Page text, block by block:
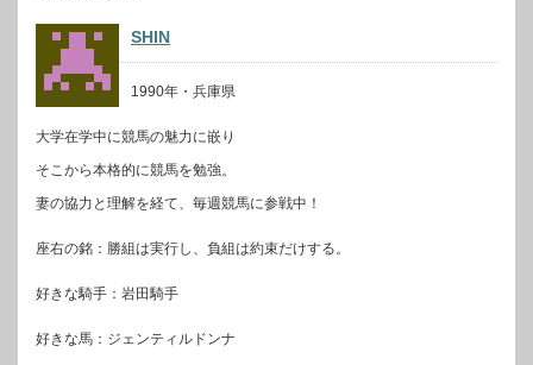
SHIN
1990年・兵庫県
大学在学中に競馬の魅力に嵌り
そこから本格的に競馬を勉強。
妻の協力と理解を経て、毎週競馬に参戦中！
座右の銘：勝組は実行し、負組は約束だけする。
好きな騎手：岩田騎手
好きな馬：ジェンティルドンナ